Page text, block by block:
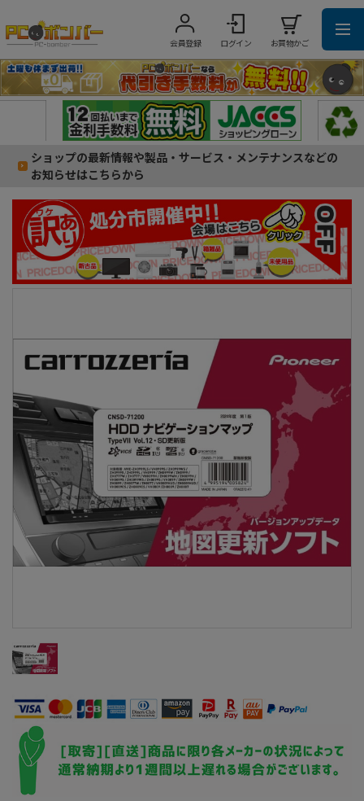
会員登録 ログイン お買物かご
ショップの最新情報や製品・サービス・メンテナンスなどの
お知らせはこちらから